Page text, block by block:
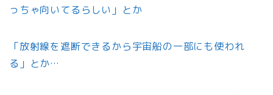
っちゃ向いてるらしい」とか
「放射線を遮断できるから宇宙船の一部にも使われ
る」とか…